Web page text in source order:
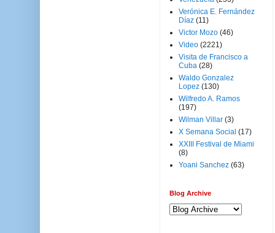
Verónica E. Fernández
Díaz (11)
Victor Mozo (46)
Video (2221)
Visita de Francisco a
Cuba (28)
Waldo Gonzalez
Lopez (130)
Wilfredo A. Ramos
(197)
Wilman Villar (3)
X Semana Social (17)
XXIII Festival de Miami
(8)
Yoani Sanchez (63)
Blog Archive